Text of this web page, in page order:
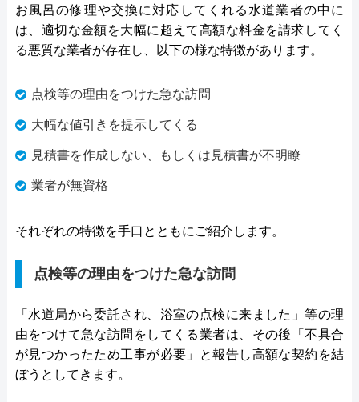
お風呂の修理や交換に対応してくれる水道業者の中に
は、適切な金額を大幅に超えて高額な料金を請求してく
る悪質な業者が存在し、以下の様な特徴があります。
点検等の理由をつけた急な訪問
大幅な値引きを提示してくる
見積書を作成しない、もしくは見積書が不明瞭
業者が無資格
それぞれの特徴を手口とともにご紹介します。
点検等の理由をつけた急な訪問
「水道局から委託され、浴室の点検に来ました」等の理
由をつけて急な訪問をしてくる業者は、その後「不具合
が見つかったため工事が必要」と報告し高額な契約を結
ぼうとしてきます。